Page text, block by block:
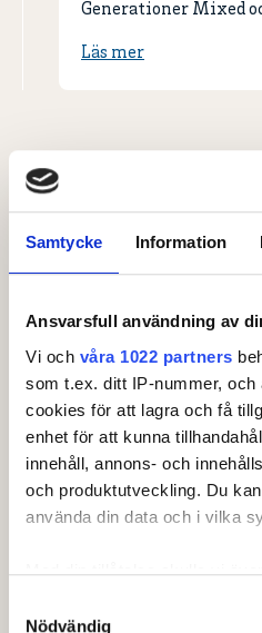
Samtycke Information
Ansvarsfull användning av
Vi och våra 1022 partners
som t.ex. ditt IP-nummer,
cookies för att lagra och få
enhet för att kunna
innehåll, annons- och
och produktutveckling. Du
använda din data och i vilka
Med din tillåtelse skulle vi
kan ha en noggrannhet på
Nödvändig
Generationer Mixed
Läs mer
Leaderboard.
Sköld
2 Sala Golfklubb - P
Ullna Golf & Country
Sandberg
4
Carlskrona Golfklubb -
5
Västerås Golfklubb - J
Sjöholm
Visa fler